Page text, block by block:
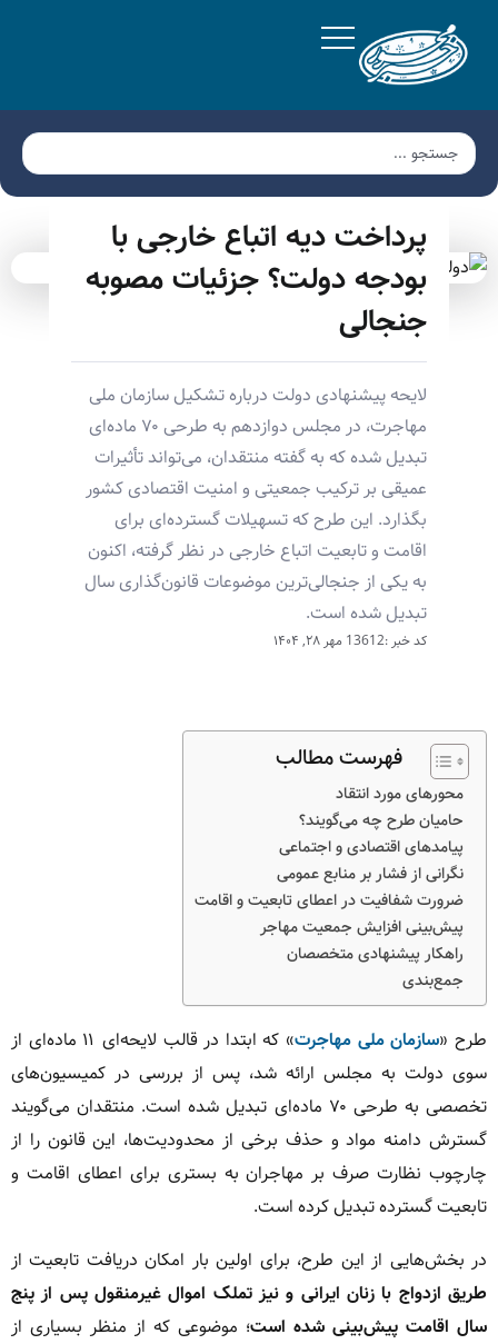
پرداخت دیه اتباع خارجی با
بودجه دولت؟ جزئیات مصوبه
جنجالی
لایحه پیشنهادی دولت درباره تشکیل سازمان ملی
مهاجرت، در مجلس دوازدهم به طرحی ۷۰ ماده‌ای
تبدیل شده که به گفته منتقدان، می‌تواند تأثیرات
عمیقی بر ترکیب جمعیتی و امنیت اقتصادی کشور
بگذارد. این طرح که تسهیلات گسترده‌ای برای
اقامت و تابعیت اتباع خارجی در نظر گرفته، اکنون
به یکی از جنجالی‌ترین موضوعات قانون‌گذاری سال
تبدیل شده است.
کد خبر :13612 مهر ۲۸, ۱۴۰۴
فهرست مطالب
محورهای مورد انتقاد
حامیان طرح چه می‌گویند؟
پیامدهای اقتصادی و اجتماعی
نگرانی از فشار بر منابع عمومی
ضرورت شفافیت در اعطای تابعیت و اقامت
پیش‌بینی افزایش جمعیت مهاجر
راهکار پیشنهادی متخصصان
جمع‌بندی
طرح «سازمان ملی مهاجرت
» که ابتدا در قالب لایحه‌ای ۱۱ ماده‌ای از
سوی دولت به مجلس ارائه شد، پس از بررسی در کمیسیون‌های
تخصصی به طرحی ۷۰ ماده‌ای تبدیل شده است. منتقدان می‌گویند
گسترش دامنه مواد و حذف برخی از محدودیت‌ها، این قانون را از
چارچوب نظارت صرف بر مهاجران به بستری برای اعطای اقامت و
تابعیت گسترده تبدیل کرده است.
در بخش‌هایی از این طرح، برای اولین بار امکان دریافت تابعیت از
طریق ازدواج با زنان ایرانی و نیز تملک اموال غیرمنقول پس از پنج
سال اقامت پیش‌بینی شده است؛ موضوعی که از منظر بسیاری از